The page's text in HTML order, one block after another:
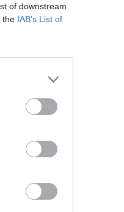
of downstream
the IAB’s List of
PNȚCD (Pavelescu)
PNCR (Terheș)
Partidul Patrioților
România pe Primul
Altul
Arată